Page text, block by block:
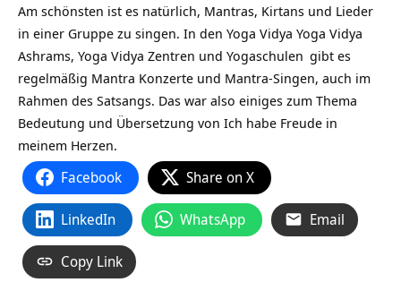
Am schönsten ist es natürlich, Mantras, Kirtans und Lieder
in einer Gruppe zu singen. In den Yoga Vidya Yoga Vidya
Ashrams, Yoga Vidya Zentren und Yogaschulen gibt es
regelmäßig Mantra Konzerte und Mantra-Singen, auch im
Rahmen des Satsangs. Das war also einiges zum Thema
Bedeutung und Übersetzung von Ich habe Freude in
meinem Herzen.
Facebook Share on X
LinkedIn WhatsApp Email
Copy Link